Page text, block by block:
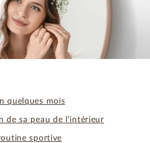
quelques mois
de sa peau de l'intérieur
sportive